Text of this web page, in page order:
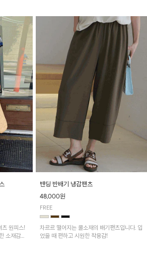
츠 원피스!
소재감으
밴딩 반배기 냉감팬츠
48,000원
FREE
차르르 떨어지는 쿨소재의 배기팬츠입니다. 입
었을 때 편하고 시원한 착용감!